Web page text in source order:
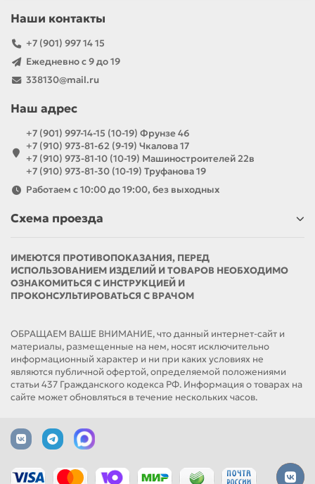
Наши контакты
+7 (901) 997 14 15
Ежедневно с 9 до 19
338130@mail.ru
Наш адрес
+7 (901) 997-14-15 (10-19) Фрунзе 46
+7 (910) 973-81-62 (9-19) Чкалова 17
+7 (910) 973-81-10 (10-19) Машиностроителей 22в
+7 (910) 973-81-30 (10-19) Труфанова 19
Работаем с 10:00 до 19:00, без выходных
Схема проезда
ИМЕЮТСЯ ПРОТИВОПОКАЗАНИЯ, ПЕРЕД
ИСПОЛЬЗОВАНИЕМ ИЗДЕЛИЙ И ТОВАРОВ НЕОБХОДИМО
ОЗНАКОМИТЬСЯ С ИНСТРУКЦИЕЙ И
ПРОКОНСУЛЬТИРОВАТЬСЯ С ВРАЧОМ
ОБРАЩАЕМ ВАШЕ ВНИМАНИЕ, что данный интернет-сайт и
материалы, размещенные на нем, носят исключительно
информационный характер и ни при каких условиях не
являются публичной офертой, определяемой положениями
статьи 437 Гражданского кодекса РФ. Информация о товарах на
сайте может обновляться в течение нескольких часов.